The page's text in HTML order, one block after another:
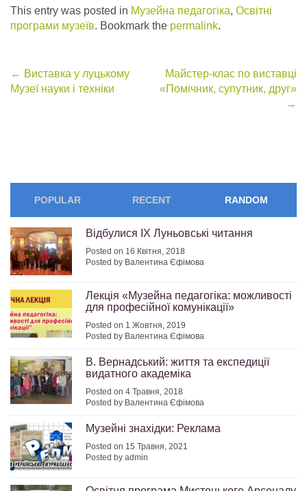
This entry was posted in Музейна педагогіка, Освітні
програми музеїв. Bookmark the permalink.
Post
← Виставка у луцькому
Музеї науки і техніки
Майстер-клас по виставці
«Помічник, супутник, друг»
→
POPULAR RECENT RANDOM
Відбулися ІХ Луньовські читання
Posted on 16 Квітня, 2018
Posted by Валентина Єфімова
Лекція «Музейна педагогіка: можливості
для професійної комунікації»
Posted on 1 Жовтня, 2019
Posted by Валентина Єфімова
В. Вернадський: життя та експедиції
видатного академіка
Posted on 4 Травня, 2018
Posted by Валентина Єфімова
Музейні знахідки: Реклама
Posted on 15 Травня, 2021
Posted by admin